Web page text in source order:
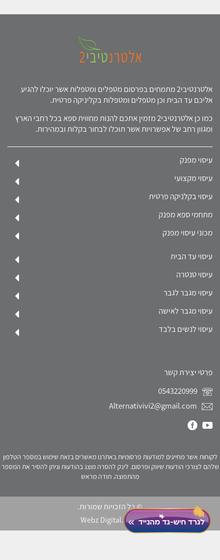
אלטרנטיבי2 מתמחים בפרסום מטפלים ומטפלות אשר יוכלו להגיע
אליכם עד הבית וכן מטפלים ומטפלות בקליניקה פרטית.
כמו כן אלטרנטיבי2 מזמין אתכם להנות מחווית ספא בכל רחבי הארץ
ומגוון רחב של אפשרויות אשר תוכלו לבחור בקלות ובמהירות.
עיסוי מפנק
עיסוי מקצועי
עיסוי בקלניקה פרטית
מתחמי ספא מפנק
מכוני עיסוי מפנק
עיסוי עד הבית
עיסוי טנטרה
עיסוי מגבר לגבר
עיסוי מגבר לאישה
עיסוי לנשים בלבד
פרטי יצירת קשר
Alternativivi2@gmail.com
לקוחות אשר מחייגים למודעות פרסומיות באתרנו מאשרים בזאת שימוש במספר הטלפון
שלהם לצורכי הודעות שיווק ופרסום. לינק להסרה מוצג בהודעות וניתן להסיר את המספר
מהתפוצה. תודה מראש
© כל הזכויות שמורות.
Webz Digital.click